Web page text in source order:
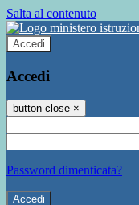
Salta al contenuto
Accedi
Accedi
button close ×
Password dimenticata?